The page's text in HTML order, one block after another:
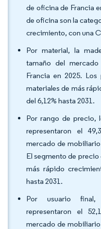
de oficina de Francia
de oficina son la
crecimiento, con una
Por material, la
tamaño del
Francia en 2025.
materiales de más
del 6,12% hasta 2031.
Por rango de precio,
representaron el
mercado de
El segmento de
más rápido
hasta 2031.
Por usuario final,
representaron el
mercado de